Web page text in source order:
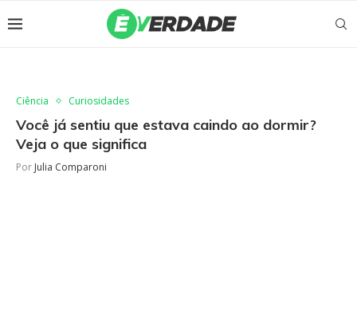
Ciência Curiosidades
Você já sentiu que estava caindo ao dormir?
Veja o que significa
Por Julia Comparoni